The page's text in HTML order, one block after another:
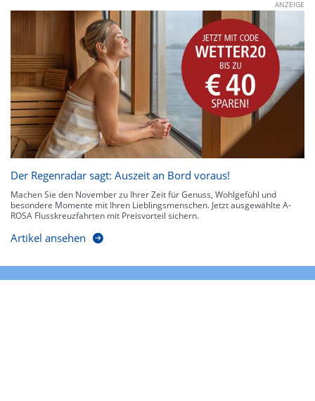
ANZEIGE
Der Regenradar sagt: Auszeit an Bord voraus!
Machen Sie den November zu Ihrer Zeit für Genuss, Wohlgefühl und
besondere Momente mit Ihren Lieblingsmenschen. Jetzt ausgewählte A-
ROSA Flusskreuzfahrten mit Preisvorteil sichern.
Artikel ansehen